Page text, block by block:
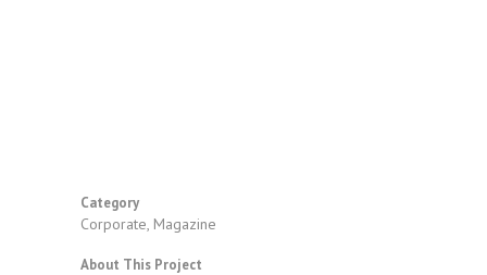
Category
Corporate, Magazine
About This Project